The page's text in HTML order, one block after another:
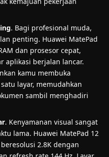
. Bagi profesional muda,
penting. Huawei MatePad
dan prosesor cepat,
aplikasi berjalan lancar.
kamu membuka
layar, memudahkan
sambil menghadiri
. Kenyamanan visual sangat
lama. Huawei MatePad 12
2.8K dengan